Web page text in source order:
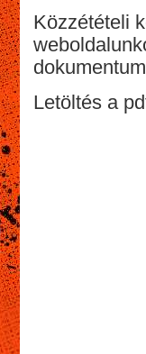
Közzétételi
Letöltés a